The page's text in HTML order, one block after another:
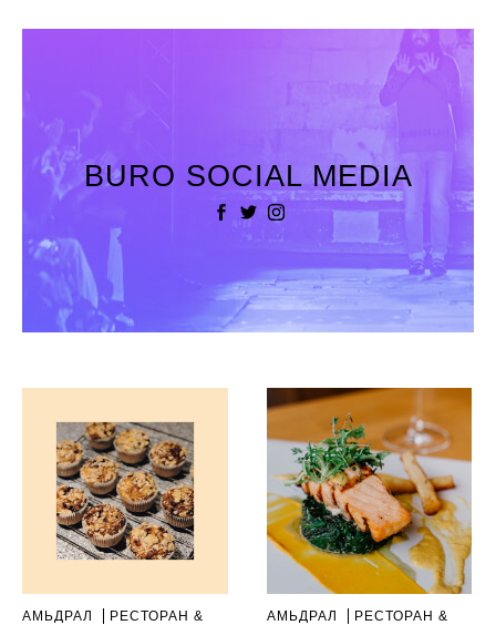
BURO SOCIAL MEDIA
АМЬДРАЛ
РЕСТОРАН &
АМЬДРАЛ
РЕСТОРАН &